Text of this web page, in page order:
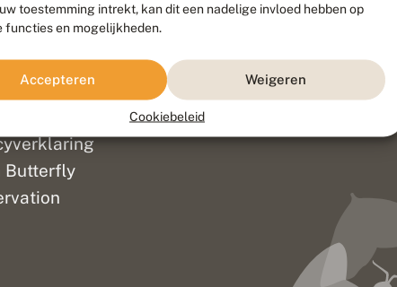
toestemming intrekt, kan dit een nadelige invloed hebben op
functies en mogelijkheden.
Accepteren Weigeren
Cookiebeleid
Butterfly
door Go2People, ontworpen door